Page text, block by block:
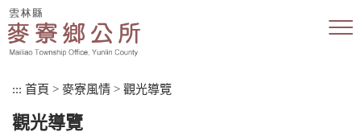
跳
到
主
::: 首頁 > 麥寮風情 > 觀光導覽
觀光導覽